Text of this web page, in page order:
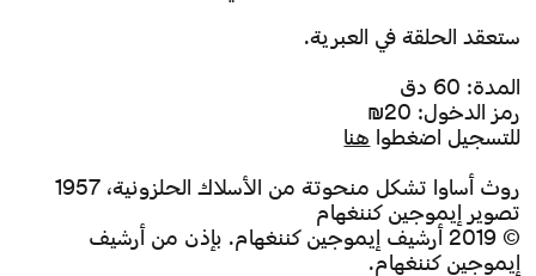
ستعقد الحلقة في العبرية.
المدة: 60 دق
رمز الدخول: 20₪
للتسجيل اضغطوا هنا
روث أساوا تشكل منحوتة من الأسلاك الحلزونية، 1957
تصوير إيموجين كننغهام
© 2019 أرشيف إيموجين كننغهام. بإذن من أرشيف
إيموجين كننغهام.